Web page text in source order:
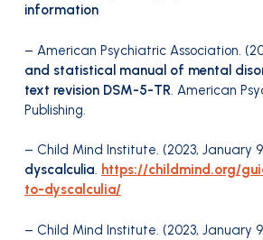
information
– American Psychiatric Association.
and statistical manual of mental
text revision DSM-5-TR. American
Publishing.
– Child Mind Institute. (2023, January
dyscalculia. https://childmind.org/
to-dyscalculia/
– Child Mind Institute. (2023, January